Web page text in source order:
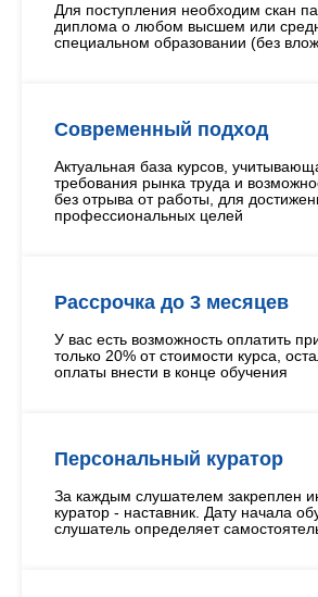
Для поступления необходим скан
диплома о любом высшем или
специальном образовании (без
Современный подход
Актуальная база курсов,
требования рынка труда и
без отрыва от работы, для
профессиональных целей
Рассрочка до 3 месяцев
У вас есть возможность оплатить
только 20% от стоимости курса,
оплаты внести в конце обучения
Персональный куратор
За каждым слушателем закреплен
куратор - наставник. Дату начала
слушатель определяет